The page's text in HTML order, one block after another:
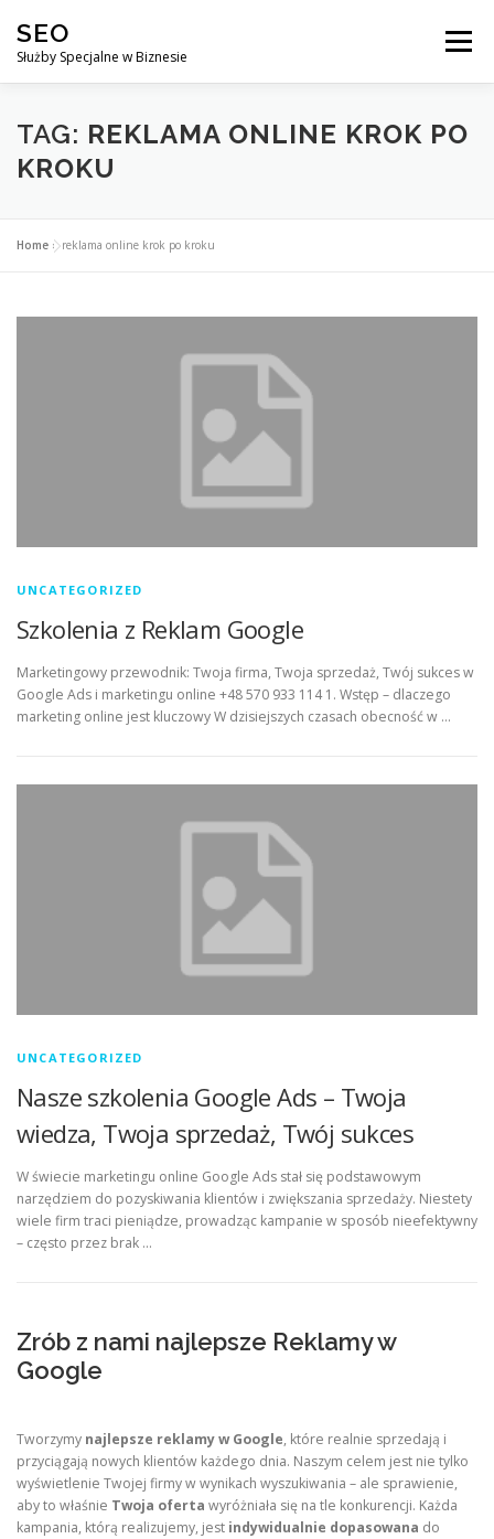
treści
SEO
Służby Specjalne w Biznesie
Menu
AGENCJA SEO CO ZYSKUJESZ ?
TAG: REKLAMA ONLINE KROK PO
KROKU
Home »reklama online krok po kroku
UNCATEGORIZED
Szkolenia z Reklam Google
Marketingowy przewodnik: Twoja firma, Twoja sprzedaż, Twój sukces w
Google Ads i marketingu online +48 570 933 114 1. Wstęp – dlaczego
marketing online jest kluczowy W dzisiejszych czasach obecność w …
UNCATEGORIZED
Nasze szkolenia Google Ads – Twoja
wiedza, Twoja sprzedaż, Twój sukces
W świecie marketingu online Google Ads stał się podstawowym
narzędziem do pozyskiwania klientów i zwiększania sprzedaży. Niestety
wiele firm traci pieniądze, prowadząc kampanie w sposób nieefektywny
– często przez brak …
Zrób z nami najlepsze Reklamy w
Google
Tworzymy najlepsze reklamy w Google, które realnie sprzedają i
przyciągają nowych klientów każdego dnia. Naszym celem jest nie tylko
wyświetlenie Twojej firmy w wynikach wyszukiwania – ale sprawienie,
aby to właśnie Twoja oferta wyróżniała się na tle konkurencji. Każda
kampania, którą realizujemy, jest indywidualnie dopasowana do